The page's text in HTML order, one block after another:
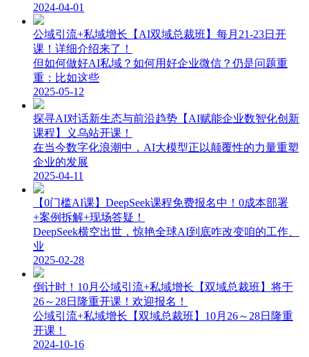
2024-04-01
公域引流+私域增长【AI双域总裁班】每月21-23日开
课！详细介绍来了！
但如何做好AI私域？如何用好企业微信？仍是问题重
重：比如这些
2025-05-12
探寻AI对话新生态与前沿趋势【AI赋能企业数智化创新
课程】义乌站开课！
在当今数字化浪潮中，AI大模型正以颠覆性的力量重塑
企业的发展
2025-04-11
【0门槛AI课】DeepSeek课程免费报名中！0成本部署
+案例拆解+现场答疑！
DeepSeek横空出世，惊艳全球AI到底咋改变咱的工作、
业
2025-02-28
倒计时！10月公域引流+私域增长【双域总裁班】将于
26～28日隆重开课！欢迎报名！
公域引流+私域增长【双域总裁班】10月26～28日隆重
开课！
2024-10-16